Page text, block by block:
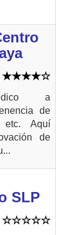
a
de
etc. Aquí
de
SLP